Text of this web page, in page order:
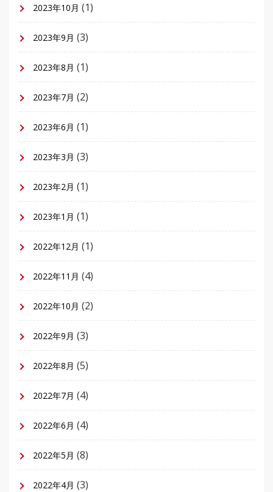
2023年10月 (1)
2023年9月 (3)
2023年8月 (1)
2023年7月 (2)
2023年6月 (1)
2023年3月 (3)
2023年2月 (1)
2023年1月 (1)
2022年12月 (1)
2022年11月 (4)
2022年10月 (2)
2022年9月 (3)
2022年8月 (5)
2022年7月 (4)
2022年6月 (4)
2022年5月 (8)
2022年4月 (3)